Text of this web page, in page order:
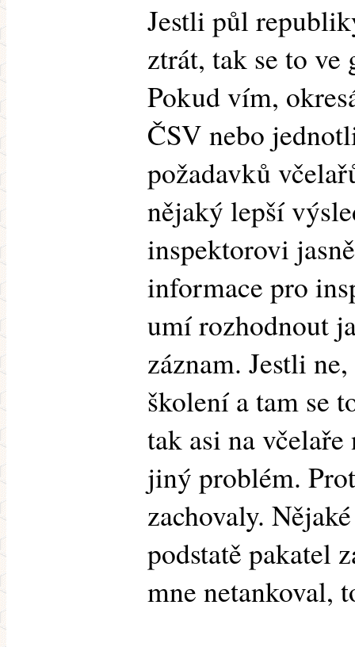
Jestli půl
ztrát, tak se to ve
Pokud vím,
ČSV nebo
požadavků
nějaký lepší
inspektorovi
informace pro
umí rozhodnout
záznam. Jestli
školení a tam se
tak asi na
jiný problém.
zachovaly.
podstatě pakatel
mne netankoval,